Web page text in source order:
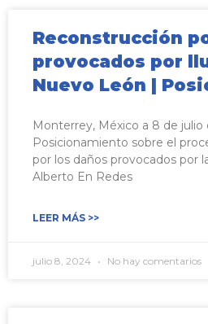
Reconstrucción
provocados por
Nuevo León |
Monterrey, México a 8 de julio
Posicionamiento sobre el
por los daños provocados por
Alberto En Redes
LEER MÁS >>
julio 8, 2024 No hay comentarios